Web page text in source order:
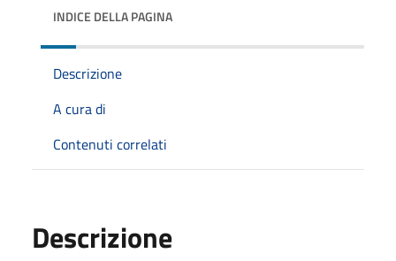
INDICE DELLA PAGINA
Descrizione
A cura di
Contenuti correlati
Descrizione